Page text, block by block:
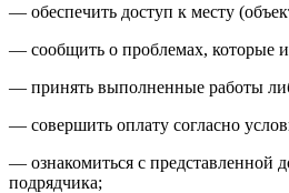
— обеспечить доступ к месту
— сообщить о проблемах, которые
— принять выполненные работы
— совершить оплату согласно
— ознакомиться с представленной
подрядчика;